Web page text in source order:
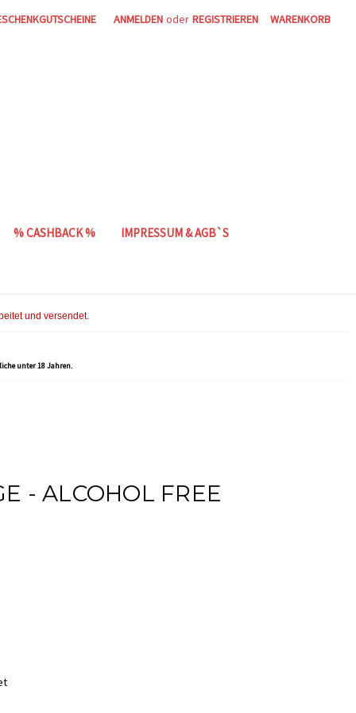
ANMELDEN oder REGISTRIEREN WARENKORB
% CASHBACK % IMPRESSUM & AGB`S
und versendet.
unter 18 Jahren.
- ALCOHOL FREE